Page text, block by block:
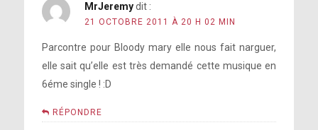
MrJeremy dit :
21 OCTOBRE 2011 À 20 H 02 MIN
Parcontre pour Bloody mary elle nous fait narguer,
elle sait qu’elle est très demandé cette musique en
6éme single ! :D
RÉPONDRE